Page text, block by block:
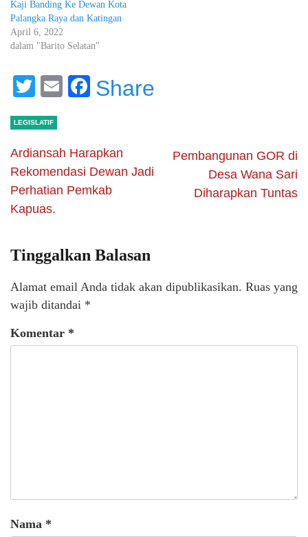
Kaji Banding Ke Dewan Kota
Palangka Raya dan Katingan
April 6, 2022
dalam "Barito Selatan"
Twitter
EmailFacebook
Share
LEGISLATIF
Ardiansah Harapkan
Rekomendasi Dewan Jadi
Perhatian Pemkab
Kapuas.
Pembangunan GOR di
Desa Wana Sari
Diharapkan Tuntas
Tinggalkan Balasan
Alamat email Anda tidak akan dipublikasikan. Ruas yang
wajib ditandai *
Komentar *
Nama *